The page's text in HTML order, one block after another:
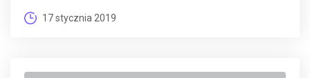
17 stycznia 2019